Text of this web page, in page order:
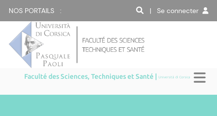
NOS PORTAILS : | Se connecter
Faculté des Sciences, Techniques et Santé |Università di Corsica